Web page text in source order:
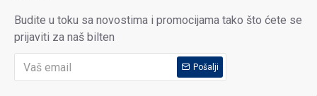
Budite u toku sa novostima i promocijama tako što ćete se
prijaviti za naš bilten
Pošalji